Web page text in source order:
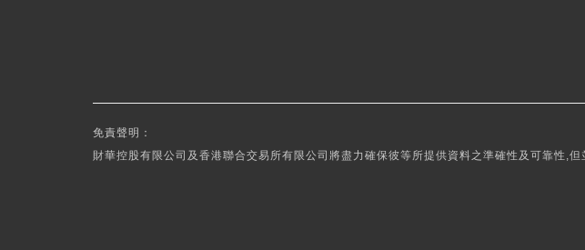
免責聲明：
財華控股有限公司及香港聯合交易所有限公司將盡力確保彼等所提供資料之準確性及可靠性,